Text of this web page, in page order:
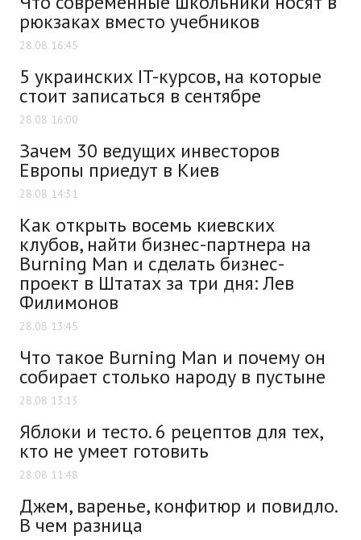
рюкзаках вместо учебников
28.08 16:45
5 украинских IT-курсов, на которые
стоит записаться в сентябре
28.08 16:00
Зачем 30 ведущих инвесторов
Европы приедут в Киев
28.08 14:31
Как открыть восемь киевских
клубов, найти бизнес-партнера на
Burning Man и сделать бизнес-
проект в Штатах за три дня: Лев
Филимонов
28.08 13:45
Что такое Burning Man и почему он
собирает столько народу в пустыне
28.08 13:13
Яблоки и тесто. 6 рецептов для тех,
кто не умеет готовить
28.08 11:48
Джем, варенье, конфитюр и повидло.
В чем разница